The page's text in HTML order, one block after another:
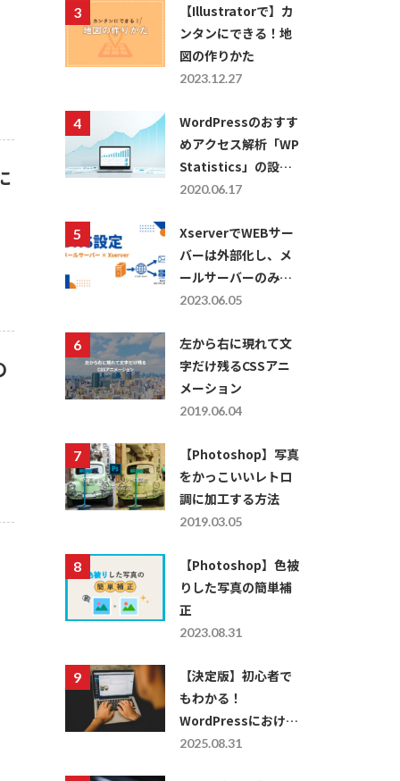
【Illustratorで】カ
ンタンにできる！地
図の作りかた
2023.12.27
WordPressのおすす
めアクセス解析「WP
Statistics」の設定
方法・使い方につい
2020.06.17
XserverでWEBサー
バーは外部化し、メ
ールサーバーのみを
利用したい場合の
2023.06.05
左から右に現れて文
字だけ残るCSSアニ
メーション
2019.06.04
【Photoshop】写真
をかっこいいレトロ
調に加工する方法
2019.03.05
【Photoshop】色被
りした写真の簡単補
正
2023.08.31
【決定版】初心者で
もわかる！
WordPressにおける
レスポンシブ対応の
2025.08.31